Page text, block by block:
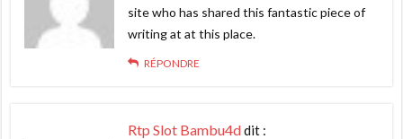
site who has shared this fantastic piece of
writing at at this place.
RÉPONDRE
Rtp Slot Bambu4ddit :